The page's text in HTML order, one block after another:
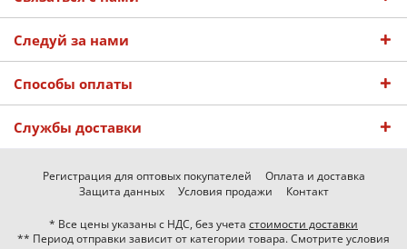
Следуй за нами
Способы оплаты
Службы доставки
Регистрация для оптовых покупателей
Оплата и доставка
Защита данных
Условия продажи Контакт
* Все цены указаны с НДС, без учета стоимости доставки
** Период отправки зависит от категории товара. Смотрите условия